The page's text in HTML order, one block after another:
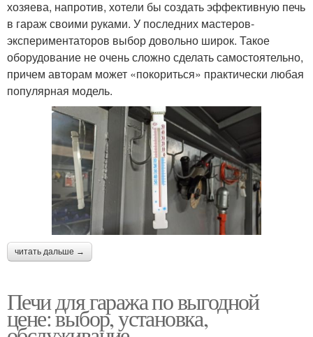
хозяева, напротив, хотели бы создать эффективную печь
в гараж своими руками. У последних мастеров-
экспериментаторов выбор довольно широк. Такое
оборудование не очень сложно сделать самостоятельно,
причем авторам может «покориться» практически любая
популярная модель.
читать дальше →
Печи для гаража по выгодной
цене: выбор, установка,